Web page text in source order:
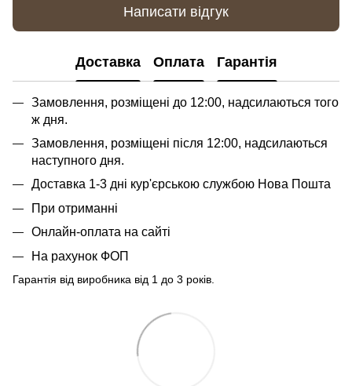
Написати відгук
Доставка Оплата Гарантія
Замовлення, розміщені до 12:00, надсилаються того
ж дня.
Замовлення, розміщені після 12:00, надсилаються
наступного дня.
Доставка 1-3 дні кур'єрською службою Нова Пошта
При отриманні
Онлайн-оплата на сайті
На рахунок ФОП
Гарантія від виробника від 1 до 3 років.